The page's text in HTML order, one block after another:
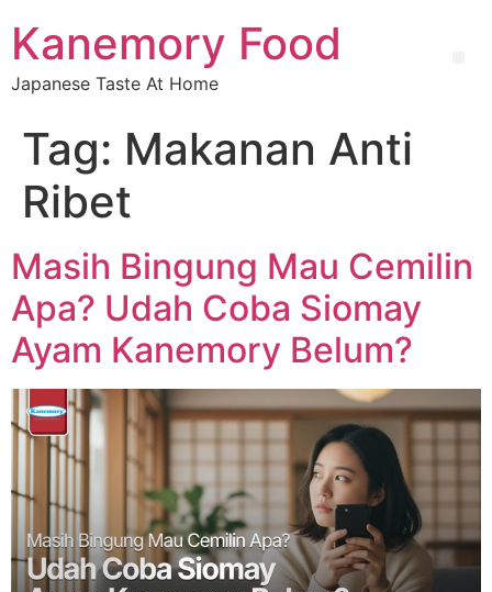
Kanemory Food
Japanese Taste At Home
Tag: Makanan Anti
Ribet
Masih Bingung Mau Cemilin
Apa? Udah Coba Siomay
Ayam Kanemory Belum?